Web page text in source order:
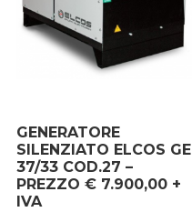
GENERATORE
SILENZIATO ELCOS GE
37/33 COD.27 –
PREZZO € 7.900,00 +
IVA